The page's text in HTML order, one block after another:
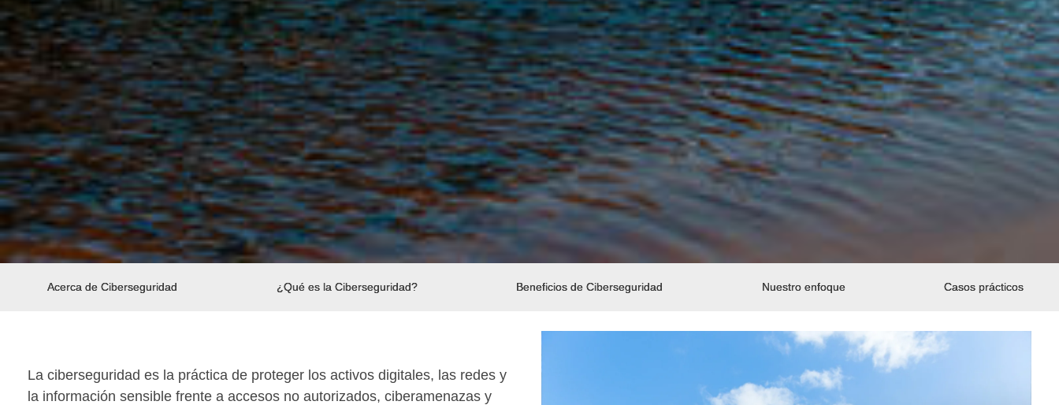
Acerca de Ciberseguridad ¿Qué es la Ciberseguridad? Beneficios de Ciberseguridad Nuestro enfoque Casos prácticos
La ciberseguridad es la práctica de proteger los activos digitales, las redes y
la información sensible frente a accesos no autorizados, ciberamenazas y